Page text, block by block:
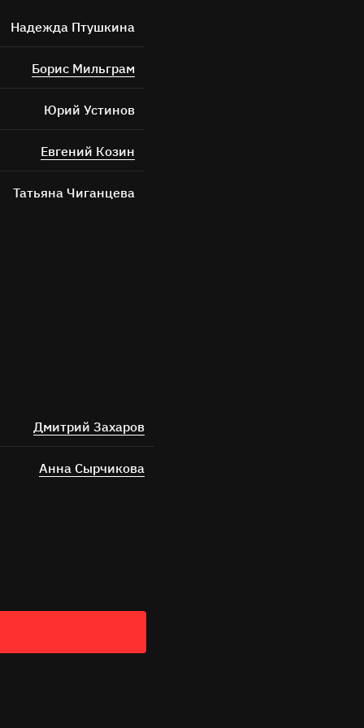
Надежда Птушкина
Борис Мильграм
Юрий Устинов
Евгений Козин
Татьяна Чиганцева
Дмитрий Захаров
Анна Сырчикова